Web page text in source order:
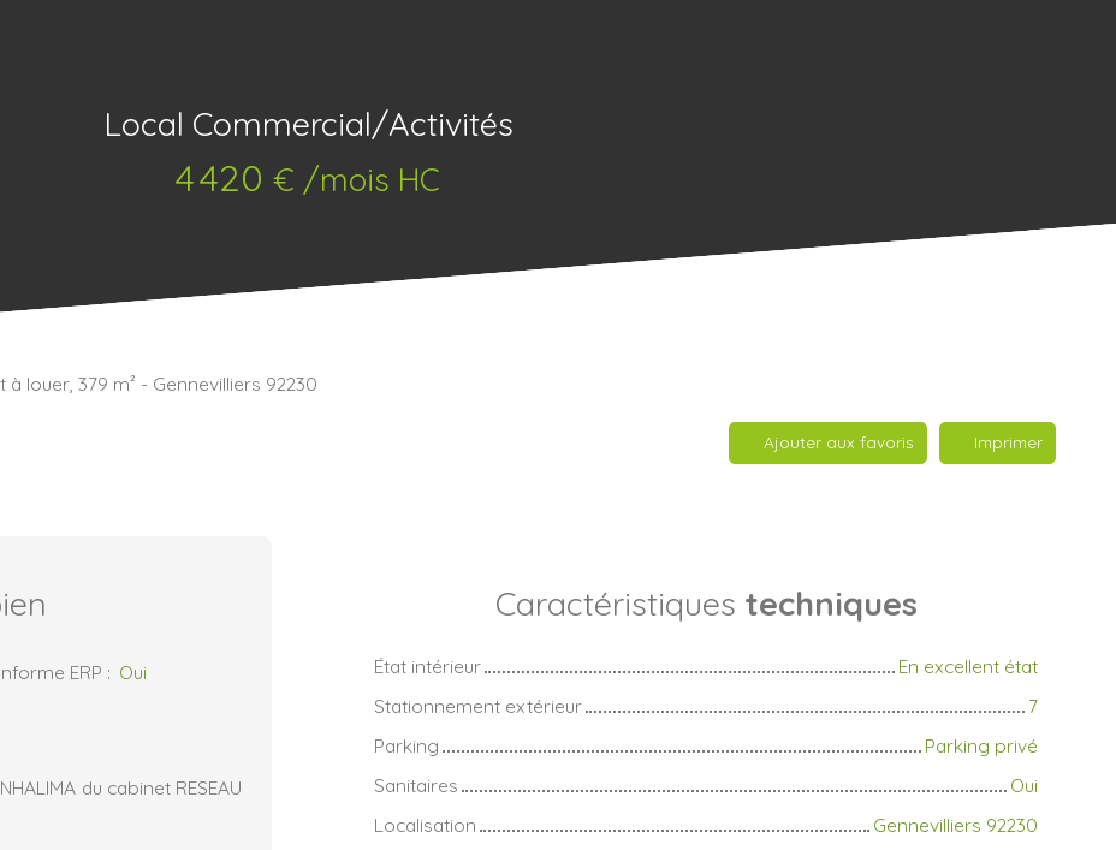
Local Commercial/Activités
4 420 € /mois HC
à louer, 379 m² - Gennevilliers 92230
Ajouter aux favoris Imprimer
ERP : Oui
du cabinet RESEAU
Caractéristiques techniques
État intérieur
En excellent état
Stationnement extérieur
7
Parking
Parking privé
Sanitaires
Oui
Localisation
Gennevilliers 92230